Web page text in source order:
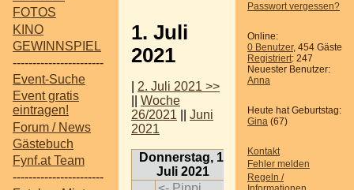
FOTOS
KINO
GEWINNSPIEL
-----------------------
Event-Suche
Event gratis
eintragen!
Forum / News
Gästebuch
Fynf.at Team
-----------------------
Passwort vergessen?
Online:
0 Benutzer, 454 Gäste
Registriert: 247
Neuester Benutzer:
Anna
Heute hat Geburtstag:
Gina (67)
Kontakt
Fehler melden
Regeln /
1. Juli
2021
2. Juli 2021 >>
Woche
26/2021
Juni
2021
Donnerstag, 1.
Juli 2021